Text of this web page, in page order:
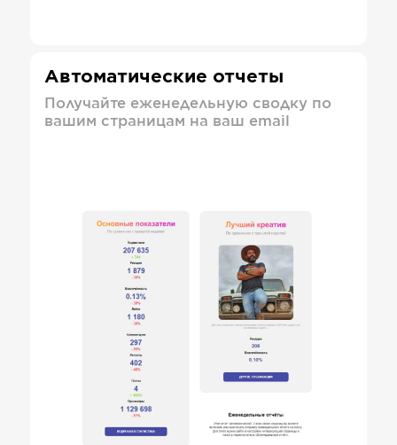
Автоматические отчеты
Получайте еженедельную сводку по
вашим страницам на ваш email